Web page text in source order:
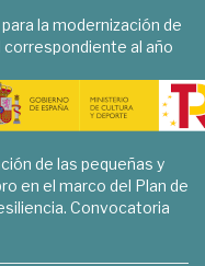
la modernización de
correspondiente al año
de las pequeñas y
en el marco del Plan de
Convocatoria